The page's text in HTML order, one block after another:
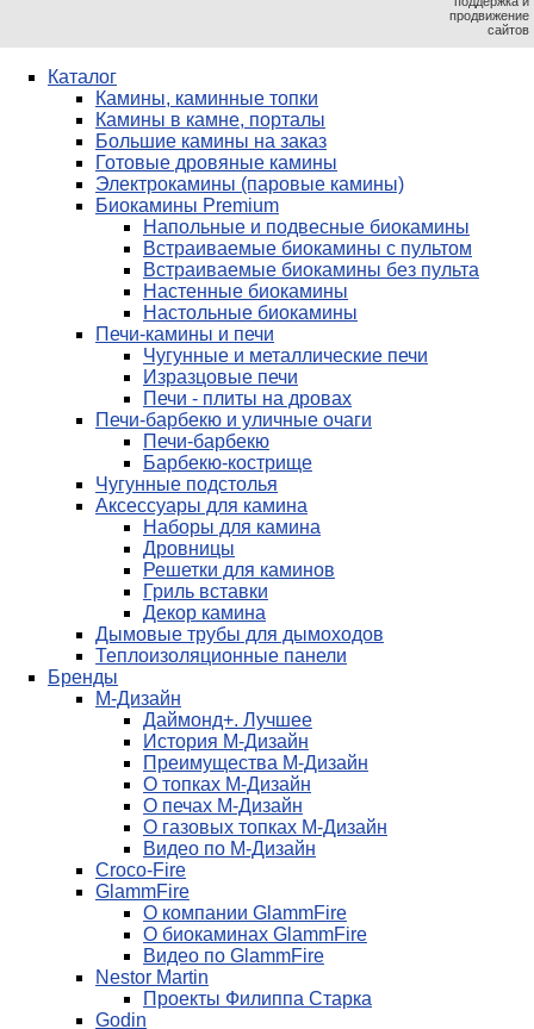
продвижение
сайтов
Каталог
Камины, каминные топки
Камины в камне, порталы
Большие камины на заказ
Готовые дровяные камины
Электрокамины (паровые камины)
Биокамины Premium
Напольные и подвесные биокамины
Встраиваемые биокамины с пультом
Встраиваемые биокамины без пульта
Настенные биокамины
Настольные биокамины
Печи-камины и печи
Чугунные и металлические печи
Изразцовые печи
Печи - плиты на дровах
Печи-барбекю и уличные очаги
Печи-барбекю
Барбекю-кострище
Чугунные подстолья
Аксессуары для камина
Наборы для камина
Дровницы
Решетки для каминов
Гриль вставки
Декор камина
Дымовые трубы для дымоходов
Теплоизоляционные панели
Бренды
М-Дизайн
Даймонд+. Лучшее
История М-Дизайн
Преимущества М-Дизайн
О топках М-Дизайн
О печах М-Дизайн
О газовых топках М-Дизайн
Видео по М-Дизайн
Croco-Fire
GlammFire
О компании GlammFire
О биокаминах GlammFire
Видео по GlammFire
Nestor Martin
Проекты Филиппа Старка
Godin